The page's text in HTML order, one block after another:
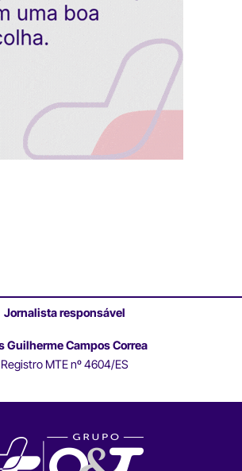
Jornalista responsável
Guilherme Campos Correa
Registro MTE nº 4604/ES